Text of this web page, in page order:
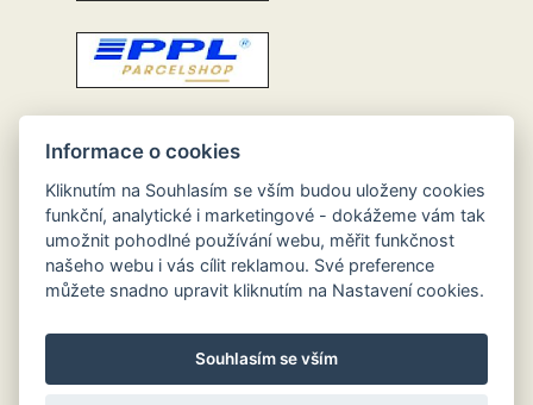
Informace o cookies
Kliknutím na Souhlasím se vším budou uloženy cookies
funkční, analytické i marketingové - dokážeme vám tak
umožnit pohodlné používání webu, měřit funkčnost
našeho webu i vás cílit reklamou. Své preference
můžete snadno upravit kliknutím na Nastavení cookies.
Souhlasím se vším